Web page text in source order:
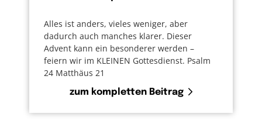
Alles ist anders, vieles weniger, aber
dadurch auch manches klarer. Dieser
Advent kann ein besonderer werden –
feiern wir im KLEINEN Gottesdienst. Psalm
24 Matthäus 21
zum kompletten Beitrag